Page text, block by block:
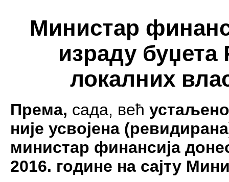
Министар
израду буџета
локалних
Према, сада, већ
није усвојена
министар финансија
2016. године на сајту